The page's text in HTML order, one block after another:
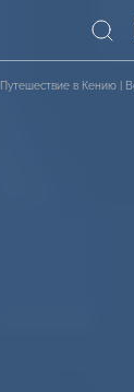
Путешествие в Кению |